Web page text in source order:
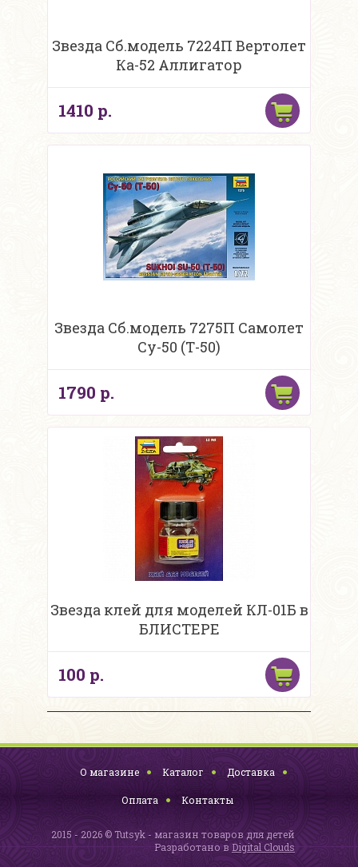
Звезда Сб.модель 7224П Вертолет
Ка-52 Аллигатор
1410 р.
Звезда Сб.модель 7275П Самолет
Су-50 (Т-50)
1790 р.
Звезда клей для моделей КЛ-01Б в
БЛИСТЕРЕ
100 р.
О магазине Каталог Доставка
Оплата Контакты
2015 - 2026 © Tutsyk - магазин товаров для детей
Разработано в Digital Clouds